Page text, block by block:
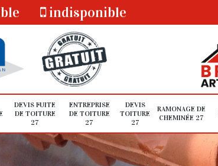
indisponible
DEVIS FUITE
DE TOITURE
27
ENTREPRISE
DE TOITURE
27
DEVIS
TOITURE
27
RAMONAGE DE
CHEMINÉE 27